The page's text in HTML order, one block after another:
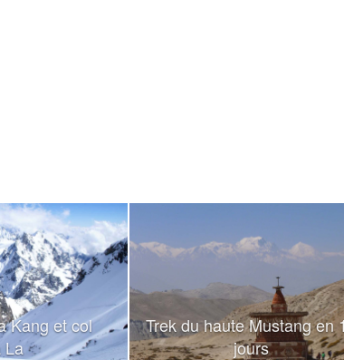
Kang et col
La
Trek du haute Mustang en
jours